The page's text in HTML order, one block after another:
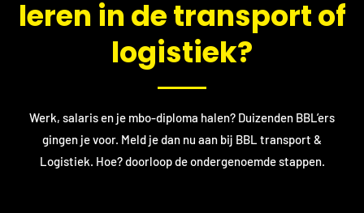
leren in de transport of
logistiek?
Werk, salaris en je mbo-diploma halen? Duizenden BBL’ers
gingen je voor. Meld je dan nu aan bij BBL transport &
Logistiek. Hoe? doorloop de ondergenoemde stappen.